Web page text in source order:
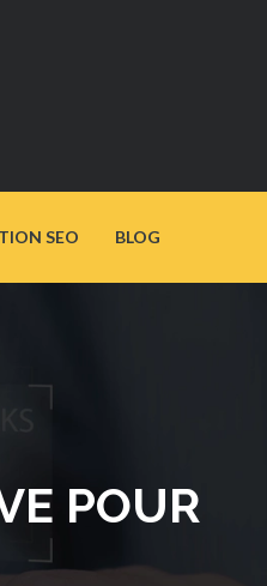
SEO BLOG
POUR